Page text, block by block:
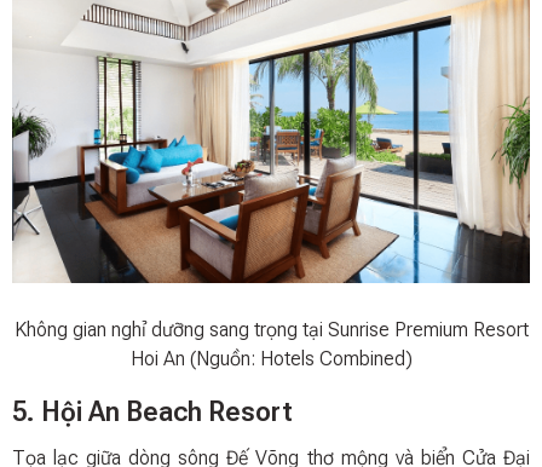
Không gian nghỉ dưỡng sang trọng tại Sunrise Premium Resort
Hoi An (Nguồn: Hotels Combined)
5. Hội An Beach Resort
Tọa lạc giữa dòng sông Đế Võng thơ mộng và biển Cửa Đại